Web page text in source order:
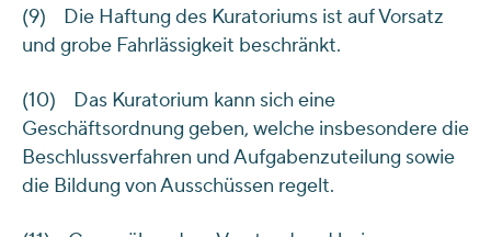
(9) Die Haftung des Kuratoriums ist auf Vorsatz
und grobe Fahrlässigkeit beschränkt.
(10) Das Kuratorium kann sich eine
Geschäftsordnung geben, welche insbesondere die
Beschlussverfahren und Aufgabenzuteilung sowie
die Bildung von Ausschüssen regelt.